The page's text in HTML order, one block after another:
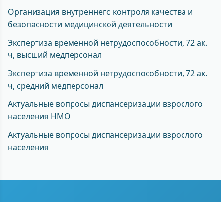
Организация внутреннего контроля качества и
безопасности медицинской деятельности
Экспертиза временной нетрудоспособности, 72 ак.
ч, высший медперсонал
Экспертиза временной нетрудоспособности, 72 ак.
ч, средний медперсонал
Актуальные вопросы диспансеризации взрослого
населения НМО
Актуальные вопросы диспансеризации взрослого
населения